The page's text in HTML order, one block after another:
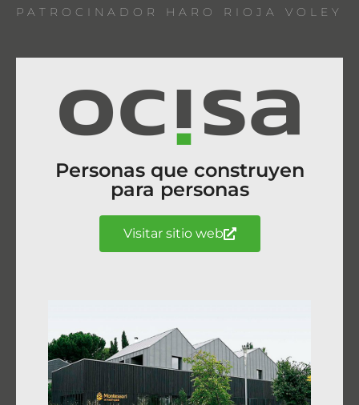
PATROCINADOR HARO RIOJA VOLEY
Personas que construyen
para personas
Visitar sitio web